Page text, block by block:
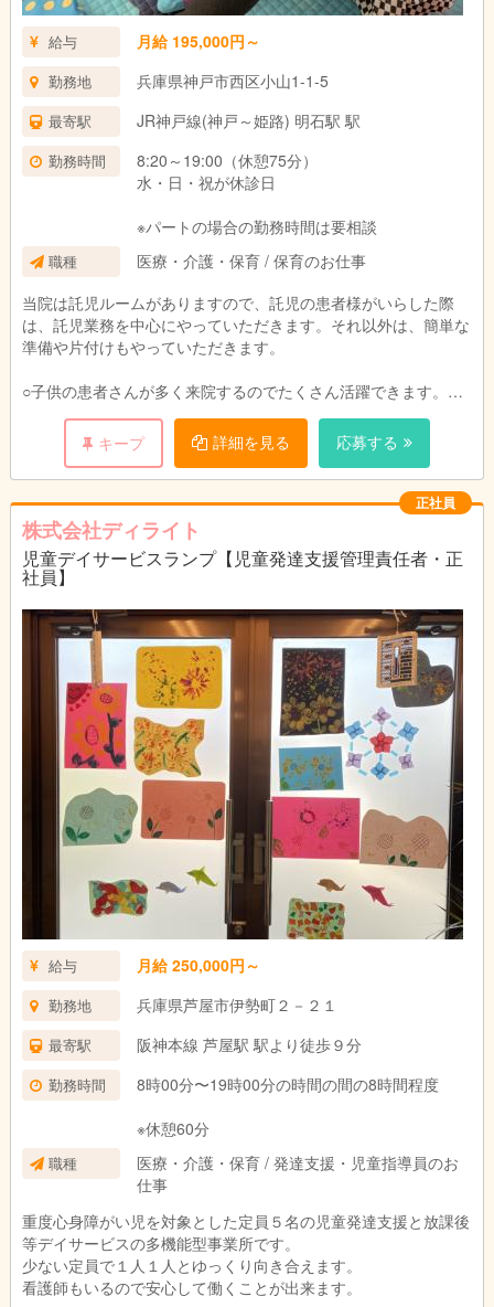
給与 月給 195,000円～
勤務地 兵庫県神戸市西区小山1-1-5
最寄駅 JR神戸線(神戸～姫路) 明石駅 駅
勤務時間
8:20～19:00（休憩75分）
水・日・祝が休診日
※パートの場合の勤務時間は要相談
職種
医療・介護・保育 / 保育のお仕事
当院は託児ルームがありますので、託児の患者様がいらした際
は、託児業務を中心にやっていただきます。それ以外は、簡単な
準備や片付けもやっていただきます。
○子供の患者さんが多く来院するのでたくさん活躍できます。
○院内勉強会、院外研修など充実しています！
○希望者には資格取得のチャンスもあります。
○イベント企画・運用
キープ 詳細を見る 応募する
正社員
株式会社ディライト
児童デイサービスランプ【児童発達支援管理責任者・正
社員】
給与 月給 250,000円～
勤務地 兵庫県芦屋市伊勢町２－２１
最寄駅 阪神本線 芦屋駅 駅より徒歩９分
勤務時間
8時00分〜19時00分の時間の間の8時間程度
※休憩60分
職種
医療・介護・保育 / 発達支援・児童指導員のお
仕事
重度心身障がい児を対象とした定員５名の児童発達支援と放課後
等デイサービスの多機能型事業所です。
少ない定員で１人１人とゆっくり向き合えます。
看護師もいるので安心して働くことが出来ます。